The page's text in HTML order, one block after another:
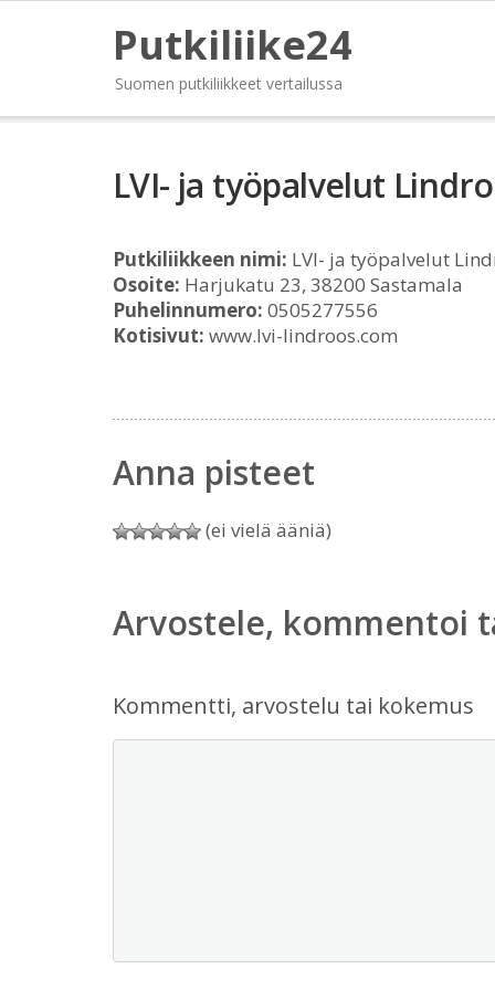
Putkiliike24
Suomen putkiliikkeet vertailussa
LVI- ja työpalvelut
Putkiliikkeen nimi: LVI- ja työpalvelut
Osoite: Harjukatu 23, 38200 Sastamala
Puhelinnumero: 0505277556
Kotisivut: www.lvi-lindroos.com
Anna pisteet
(ei vielä ääniä)
Arvostele, kommentoi
Kommentti, arvostelu tai kokemus